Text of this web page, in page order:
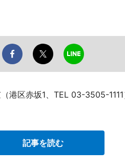
港区赤坂1、TEL 03-3505-1111
記事を読む